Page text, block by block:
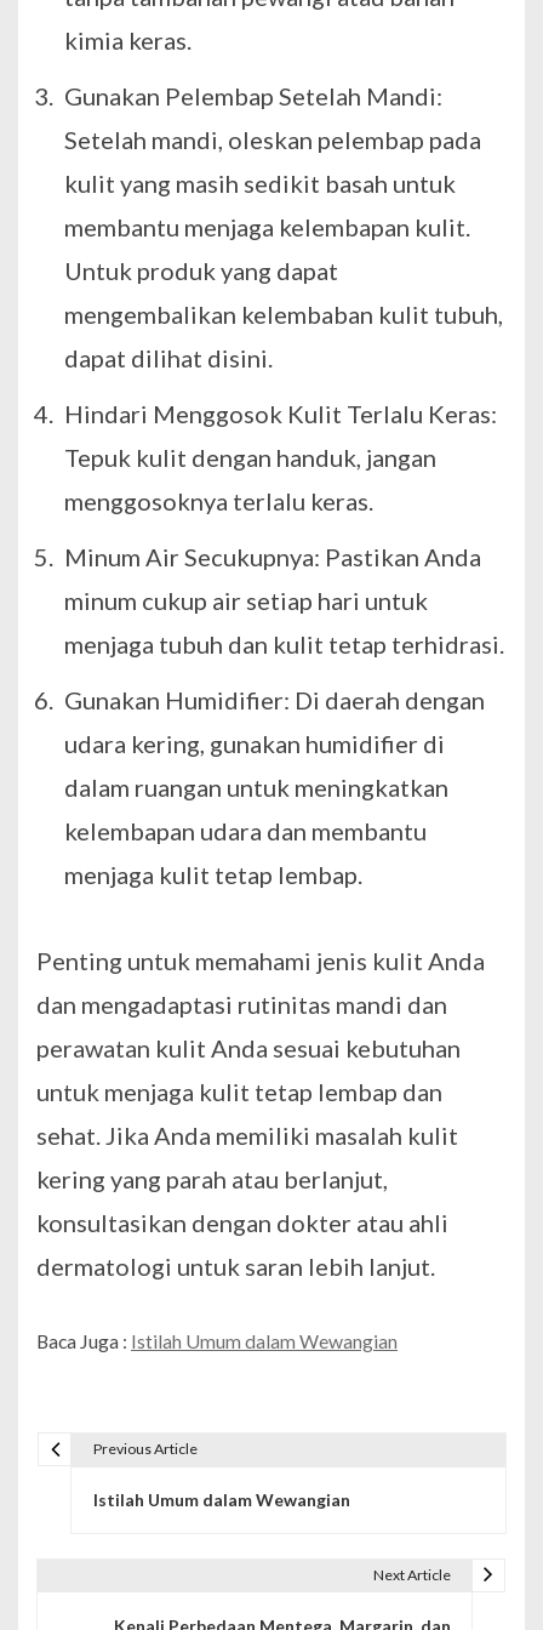
kimia keras.
Gunakan Pelembap Setelah Mandi:
Setelah mandi, oleskan pelembap pada
kulit yang masih sedikit basah untuk
membantu menjaga kelembapan kulit.
Untuk produk yang dapat
mengembalikan kelembaban kulit tubuh,
dapat dilihat disini.
Hindari Menggosok Kulit Terlalu Keras:
Tepuk kulit dengan handuk, jangan
menggosoknya terlalu keras.
Minum Air Secukupnya: Pastikan Anda
minum cukup air setiap hari untuk
menjaga tubuh dan kulit tetap terhidrasi.
Gunakan Humidifier: Di daerah dengan
udara kering, gunakan humidifier di
dalam ruangan untuk meningkatkan
kelembapan udara dan membantu
menjaga kulit tetap lembap.
Penting untuk memahami jenis kulit Anda
dan mengadaptasi rutinitas mandi dan
perawatan kulit Anda sesuai kebutuhan
untuk menjaga kulit tetap lembap dan
sehat. Jika Anda memiliki masalah kulit
kering yang parah atau berlanjut,
konsultasikan dengan dokter atau ahli
dermatologi untuk saran lebih lanjut.
Baca Juga : Istilah Umum dalam Wewangian
Previous Article
Istilah Umum dalam Wewangian
Next Article
Kenali Perbedaan Mentega, Margarin, dan